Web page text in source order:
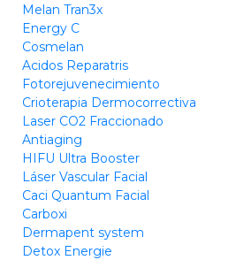
Melan Tran3x
Energy C
Cosmelan
Acidos Reparatris
Fotorejuvenecimiento
Crioterapia Dermocorrectiva
Laser CO2 Fraccionado
Antiaging
HIFU Ultra Booster
Láser Vascular Facial
Caci Quantum Facial
Carboxi
Dermapent system
Detox Energie